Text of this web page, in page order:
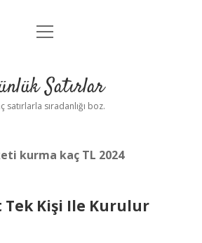
Anasayfa
Yasal Uyarı
menüyü
Satırlar
satırlarla sıradanlığı boz.
kurma kaç TL 2024
Tek Kişi Ile Kurulur